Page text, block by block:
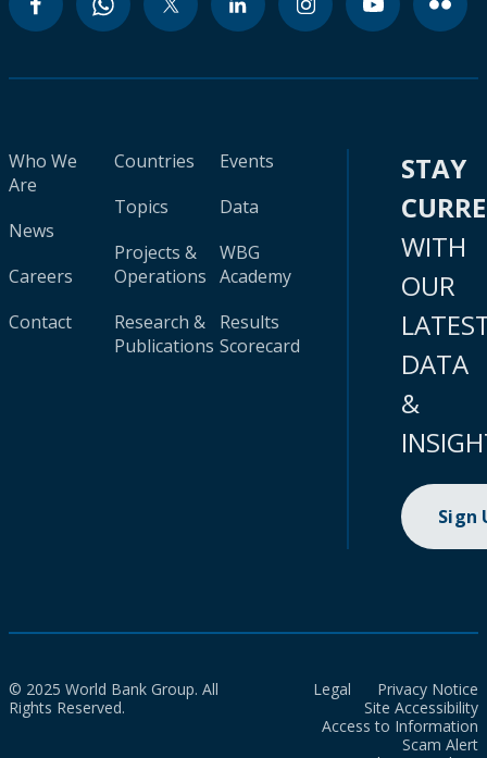
Who We
Are
News
Careers
Contact
Countries
Topics
Projects &
Operations
Research &
Publications
Events
Data
WBG
Academy
Results
Scorecard
STAY
WITH
OUR
DATA
&
Sign
© 2025 World Bank Group. All
Rights Reserved.
Legal
Privacy Notice
Site Accessibility
Access to Information
Scam Alert